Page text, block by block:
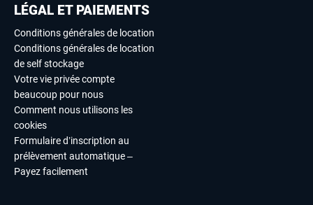
LÉGAL ET PAIEMENTS
Conditions générales de location
Conditions générales de location
de self stockage
Votre vie privée compte
beaucoup pour nous
Comment nous utilisons les
cookies
Formulaire d’inscription au
prélèvement automatique –
Payez facilement